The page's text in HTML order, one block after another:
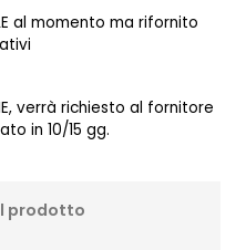
al momento ma rifornito
verrà richiesto al fornitore
in 10/15 gg.
prodotto